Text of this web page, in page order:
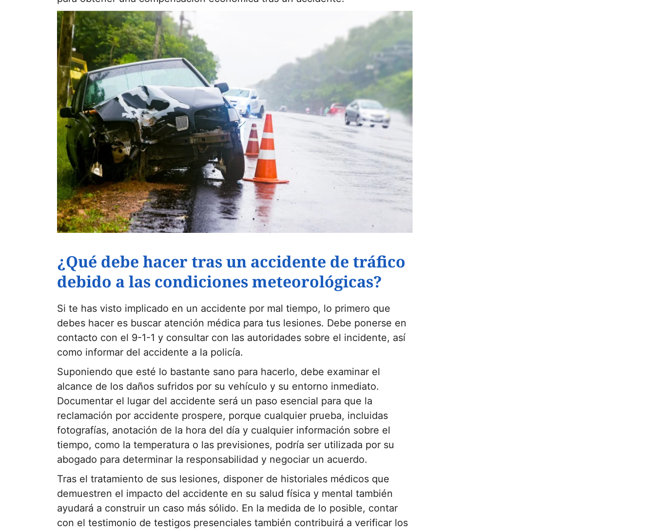
¿Qué debe hacer tras un accidente de tráfico
debido a las condiciones meteorológicas?
Si te has visto implicado en un accidente por mal tiempo, lo primero que
debes hacer es buscar atención médica para tus lesiones. Debe ponerse en
contacto con el 9-1-1 y consultar con las autoridades sobre el incidente, así
como informar del accidente a la policía.
Suponiendo que esté lo bastante sano para hacerlo, debe examinar el
alcance de los daños sufridos por su vehículo y su entorno inmediato.
Documentar el lugar del accidente será un paso esencial para que la
reclamación por accidente prospere, porque cualquier prueba, incluidas
fotografías, anotación de la hora del día y cualquier información sobre el
tiempo, como la temperatura o las previsiones, podría ser utilizada por su
abogado para determinar la responsabilidad y negociar un acuerdo.
Tras el tratamiento de sus lesiones, disponer de historiales médicos que
demuestren el impacto del accidente en su salud física y mental también
ayudará a construir un caso más sólido. En la medida de lo posible, contar
con el testimonio de testigos presenciales también contribuirá a verificar los